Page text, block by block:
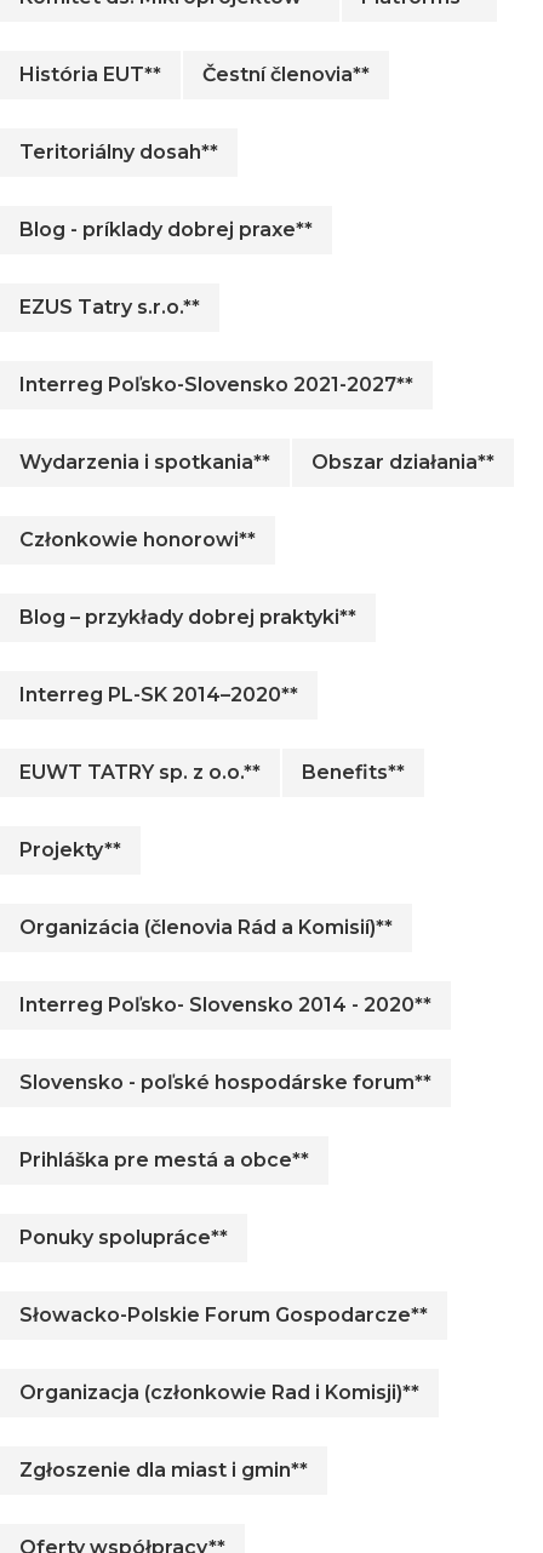
História EUT** Čestní členovia**
Teritoriálny dosah**
Blog - príklady dobrej praxe**
EZUS Tatry s.r.o.**
Interreg Poľsko-Slovensko 2021-2027**
Wydarzenia i spotkania** Obszar działania**
Członkowie honorowi**
Blog – przykłady dobrej praktyki**
Interreg PL-SK 2014–2020**
EUWT TATRY sp. z o.o.** Benefits**
Projekty**
Organizácia (členovia Rád a Komisií)**
Interreg Poľsko- Slovensko 2014 - 2020**
Slovensko - poľské hospodárske forum**
Prihláška pre mestá a obce**
Ponuky spolupráce**
Słowacko-Polskie Forum Gospodarcze**
Organizacja (członkowie Rad i Komisji)**
Zgłoszenie dla miast i gmin**
Oferty współpracy**